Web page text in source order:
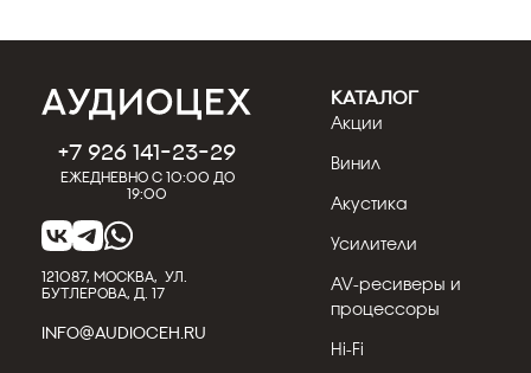
+7 926 141-23-29
Ежедневно с 10:00 до
19:00
121087, МОСКВА, УЛ.
БУТЛЕРОВА, Д. 17
INFO@AUDIOCEH.RU
КАТАЛОГ
Акции
Винил
Акустика
Усилители
AV-ресиверы и
процессоры
Hi-Fi